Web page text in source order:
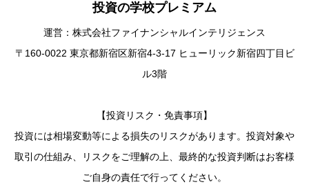
投資の学校プレミアム
運営：株式会社ファイナンシャルインテリジェンス
〒160-0022 東京都新宿区新宿4-3-17 ヒューリック新宿四丁目ビ
ル3階
【投資リスク・免責事項】
投資には相場変動等による損失のリスクがあります。投資対象や
取引の仕組み、リスクをご理解の上、最終的な投資判断はお客様
ご自身の責任で行ってください。